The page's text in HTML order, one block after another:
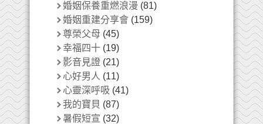
婚姻保養重燃浪漫 (81)
婚姻重建分享會 (159)
尊榮父母 (45)
幸福四十 (19)
影音見證 (21)
心好男人 (11)
心靈深呼吸 (41)
我的寶貝 (87)
暑假短宣 (32)